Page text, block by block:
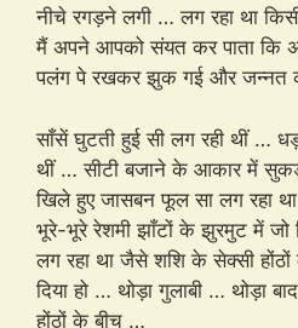
नीचे रगड़ने लगी … लग रहा था
मैं अपने आपको संयत कर पाता कि
पलंग पे रखकर झुक गई और जन्नत
साँसें घुटती हुई सी लग रही थीं …
थीं … सीटी बजाने के आकार में सुकड़ा
खिले हुए जासबन फूल सा लग
भूरे-भूरे रेशमी झाँटों के झुरमुट में जो
लग रहा था जैसे शशि के सेक्सी
दिया हो … थोड़ा गुलाबी … थोड़ा
होंठों के बीच …